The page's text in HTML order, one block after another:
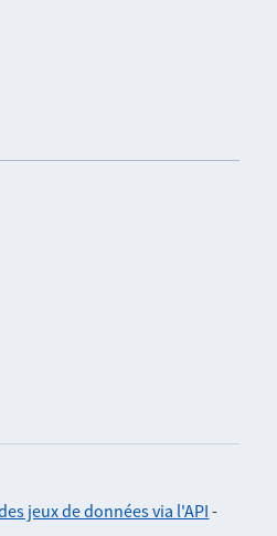
jeux de données via l'API -